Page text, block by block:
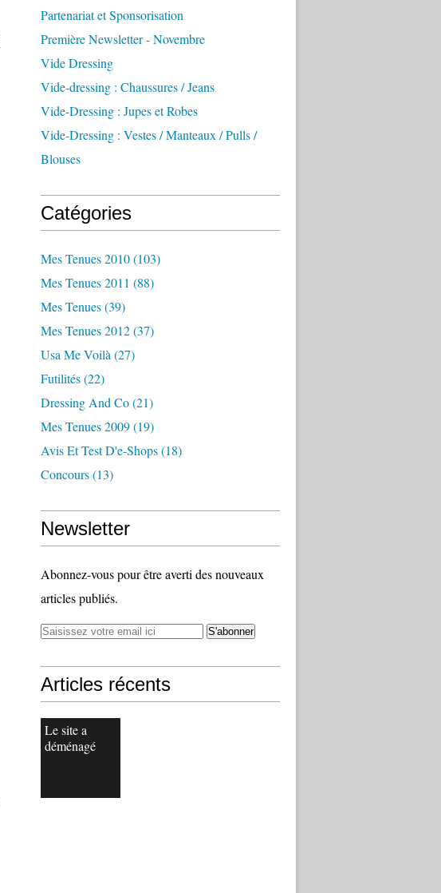
Partenariat et Sponsorisation
Première Newsletter - Novembre
Vide Dressing
Vide-dressing : Chaussures / Jeans
Vide-Dressing : Jupes et Robes
Vide-Dressing : Vestes / Manteaux / Pulls /
Blouses
Catégories
Mes Tenues 2010(103)
Mes Tenues 2011 (88)
Mes Tenues(39)
Mes Tenues 2012(37)
Usa Me Voilà (27)
Futilités(22)
Dressing And Co(21)
Mes Tenues 2009(19)
Avis Et Test D'e-Shops(18)
Concours(13)
Newsletter
Abonnez-vous pour être averti des nouveaux
articles publiés.
Articles récents
Le site a
déménagé